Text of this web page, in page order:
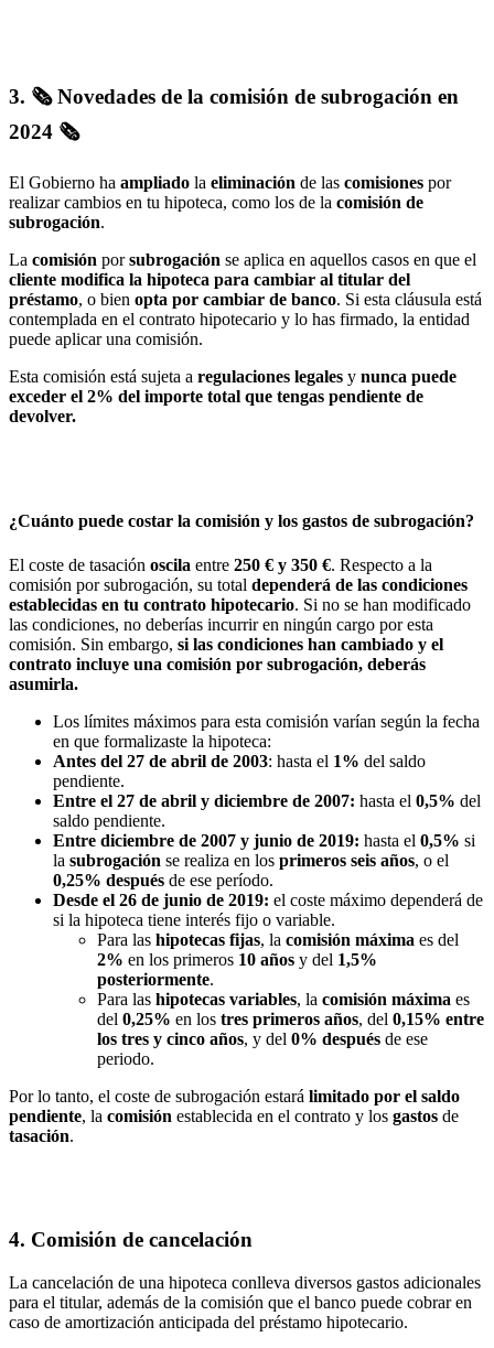
3. 🗞️Novedades de la comisión de subrogación en
2024 🗞
El Gobierno ha ampliado la eliminación de las comisiones por
realizar cambios en tu hipoteca, como los de la comisión de
subrogación.
La comisión porsubrogación se aplica en aquellos casos en que el
cliente modifica la hipoteca para cambiar al titular del
préstamo, o bien opta por cambiar de banco. Si esta cláusula está
contemplada en el contrato hipotecario y lo has firmado, la entidad
puede aplicar una comisión.
Esta comisión está sujeta a regulaciones legales y nunca puede
exceder el 2% del importe total que tengas pendiente de
devolver.
¿Cuánto puede costar la comisión y los gastos de subrogación?
El coste de tasación oscila entre 250 € y 350 €. Respecto a la
comisión por subrogación, su total dependerá de las condiciones
establecidas en tu contrato hipotecario. Si no se han modificado
las condiciones, no deberías incurrir en ningún cargo por esta
comisión. Sin embargo, si las condiciones han cambiado y el
contrato incluye una comisión por subrogación, deberás
asumirla.
Los límites máximos para esta comisión varían según la fecha
en que formalizaste la hipoteca:
Antes del 27 de abril de 2003: hasta el 1% del saldo
pendiente.
Entre el 27 de abril y diciembre de 2007: hasta el 0,5% del
saldo pendiente.
Entre diciembre de 2007 y junio de 2019: hasta el 0,5% si
la subrogación se realiza en los primeros seis años, o el
0,25% después de ese período.
Desde el 26 de junio de 2019: el coste máximo dependerá de
si la hipoteca tiene interés fijo o variable.
Para las hipotecas fijas, la comisión máxima es del
2% en los primeros 10 años y del 1,5%
posteriormente.
Para las hipotecas variables, la comisión máxima es
del 0,25% en los tres primeros años, del 0,15% entre
los tres y cinco años, y del 0% después de ese
periodo.
Por lo tanto, el coste de subrogación estará limitado por el saldo
pendiente, la comisión establecida en el contrato y los gastos de
tasación.
4. Comisión de cancelación
La cancelación de una hipoteca conlleva diversos gastos adicionales
para el titular, además de la comisión que el banco puede cobrar en
caso de amortización anticipada del préstamo hipotecario.